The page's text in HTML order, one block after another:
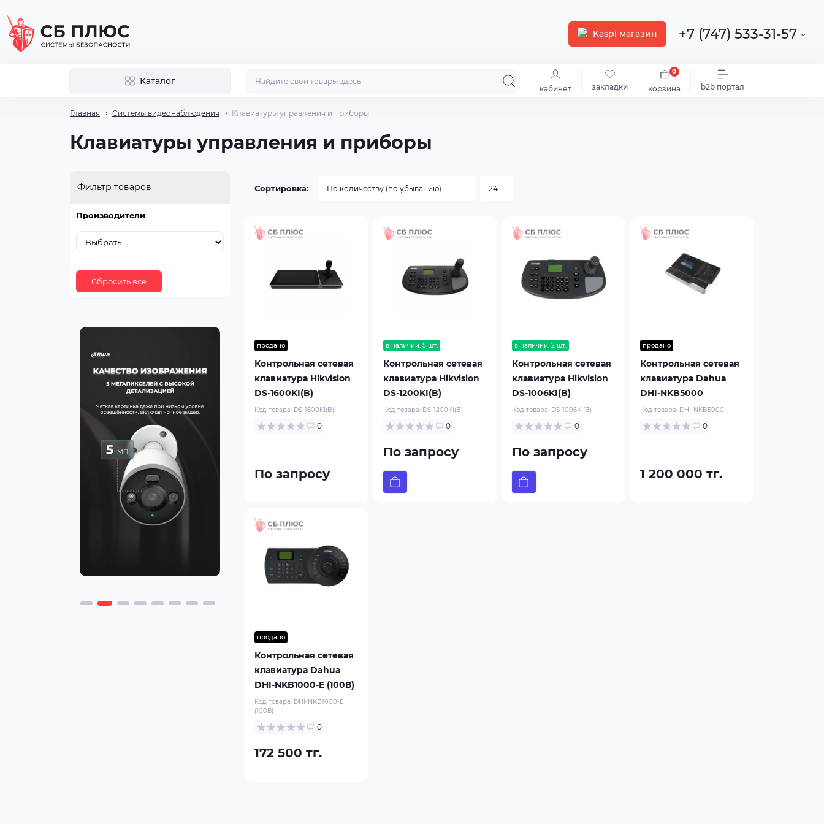
Kaspi магазин +7 (747) 533-31-57
Каталог
кабинет закладки корзина
0
b2b портал
Главная Системы видеонаблюдения Клавиатуры управления и приборы
Клавиатуры управления и приборы
Фильтр товаров
Производители
Сортировка:
продано
Контрольная сетевая
клавиатура Hikvision
DS-1600KI(B)
Код товара: DS-1600KI(B)
0
По запросу
в наличии: 5 шт.
Контрольная сетевая
клавиатура Hikvision
DS-1200KI(B)
Код товара: DS-1200KI(B)
0
По запросу
в наличии: 2 шт.
Контрольная сетевая
клавиатура Hikvision
DS-1006KI(B)
Код товара: DS-1006KI(B)
0
По запросу
продано
Контрольная сетевая
клавиатура Dahua
DHI-NKB5000
Код товара: DHI-NKB5000
0
1 200 000 тг.
продано
Контрольная сетевая
клавиатура Dahua
DHI-NKB1000-E (100В)
Код товара: DHI-NKB1000-E
(100В)
0
172 500 тг.